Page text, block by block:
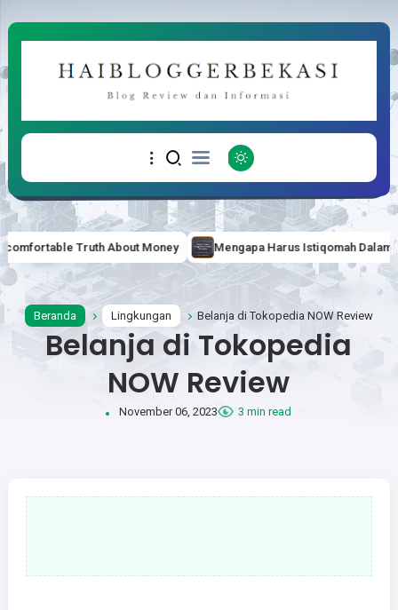
Truth About Money Mengapa Harus Istiqomah Dalam Islam?
Beranda Lingkungan Belanja di Tokopedia NOW Review
Belanja di Tokopedia
NOW Review
November 06, 2023 3 min read